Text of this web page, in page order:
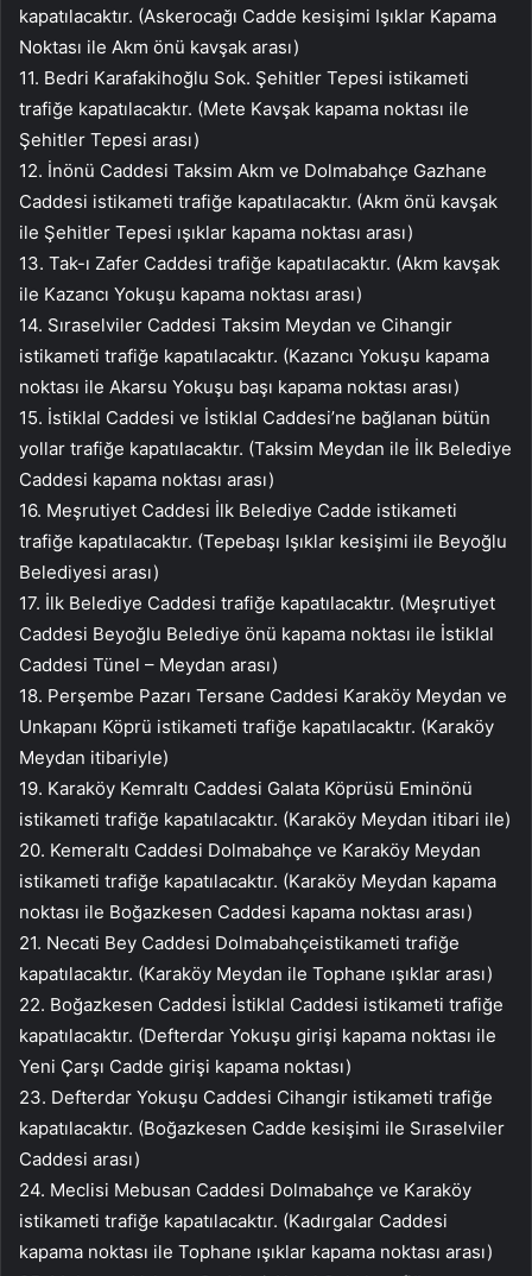
kapatılacaktır. (Askerocağı Cadde kesişimi Işıklar Kapama
Noktası ile Akm önü kavşak arası)
11. Bedri Karafakihoğlu Sok. Şehitler Tepesi istikameti
trafiğe kapatılacaktır. (Mete Kavşak kapama noktası ile
Şehitler Tepesi arası)
12. İnönü Caddesi Taksim Akm ve Dolmabahçe Gazhane
Caddesi istikameti trafiğe kapatılacaktır. (Akm önü kavşak
ile Şehitler Tepesi ışıklar kapama noktası arası)
13. Tak-ı Zafer Caddesi trafiğe kapatılacaktır. (Akm kavşak
ile Kazancı Yokuşu kapama noktası arası)
14. Sıraselviler Caddesi Taksim Meydan ve Cihangir
istikameti trafiğe kapatılacaktır. (Kazancı Yokuşu kapama
noktası ile Akarsu Yokuşu başı kapama noktası arası)
15. İstiklal Caddesi ve İstiklal Caddesi’ne bağlanan bütün
yollar trafiğe kapatılacaktır. (Taksim Meydan ile İlk Belediye
Caddesi kapama noktası arası)
16. Meşrutiyet Caddesi İlk Belediye Cadde istikameti
trafiğe kapatılacaktır. (Tepebaşı Işıklar kesişimi ile Beyoğlu
Belediyesi arası)
17. İlk Belediye Caddesi trafiğe kapatılacaktır. (Meşrutiyet
Caddesi Beyoğlu Belediye önü kapama noktası ile İstiklal
Caddesi Tünel – Meydan arası)
18. Perşembe Pazarı Tersane Caddesi Karaköy Meydan ve
Unkapanı Köprü istikameti trafiğe kapatılacaktır. (Karaköy
Meydan itibariyle)
19. Karaköy Kemraltı Caddesi Galata Köprüsü Eminönü
istikameti trafiğe kapatılacaktır. (Karaköy Meydan itibari ile)
20. Kemeraltı Caddesi Dolmabahçe ve Karaköy Meydan
istikameti trafiğe kapatılacaktır. (Karaköy Meydan kapama
noktası ile Boğazkesen Caddesi kapama noktası arası)
21. Necati Bey Caddesi Dolmabahçeistikameti trafiğe
kapatılacaktır. (Karaköy Meydan ile Tophane ışıklar arası)
22. Boğazkesen Caddesi İstiklal Caddesi istikameti trafiğe
kapatılacaktır. (Defterdar Yokuşu girişi kapama noktası ile
Yeni Çarşı Cadde girişi kapama noktası)
23. Defterdar Yokuşu Caddesi Cihangir istikameti trafiğe
kapatılacaktır. (Boğazkesen Cadde kesişimi ile Sıraselviler
Caddesi arası)
24. Meclisi Mebusan Caddesi Dolmabahçe ve Karaköy
istikameti trafiğe kapatılacaktır. (Kadırgalar Caddesi
kapama noktası ile Tophane ışıklar kapama noktası arası)